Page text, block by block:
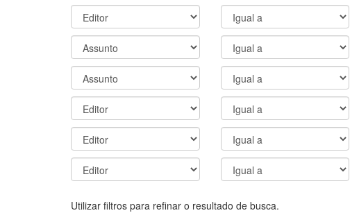
Utilizar filtros para refinar o resultado de busca.